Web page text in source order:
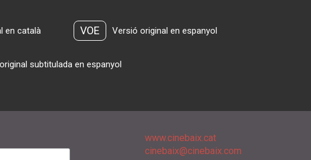
en català VOE Versió original en espanyol
subtitulada en espanyol
www.cinebaix.cat
cinebaix@cinebaix.com